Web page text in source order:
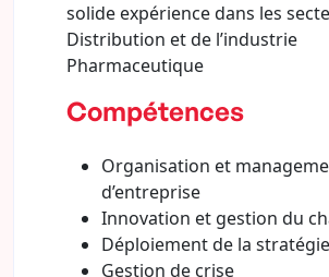
solide expérience dans les
Distribution et de l’industrie
Pharmaceutique
Compétences
Organisation et
d’entreprise
Innovation et gestion du
Déploiement de la stratégie
Gestion de crise